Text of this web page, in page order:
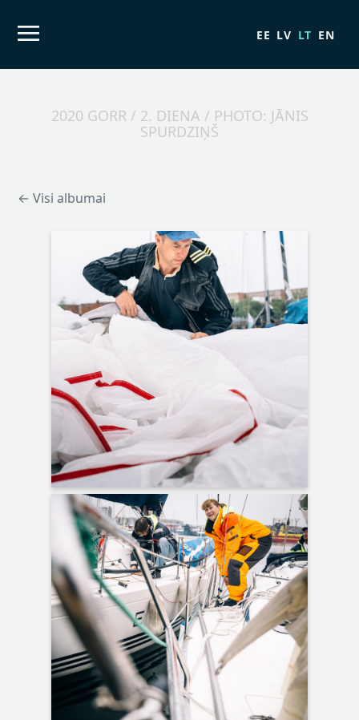
EE LV LT EN
2020 GORR / 2. DIENA / PHOTO: JĀNIS
SPURDZIŅŠ
← Visi albumai